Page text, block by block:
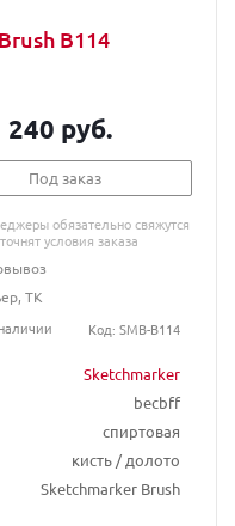
B114
Sketchmarker
becbff
спиртовая
кисть / долото
Sketchmarker Brush
240 руб.
Под заказ
обязательно свяжутся
условия заказа
ТК
Код: SMB-B114